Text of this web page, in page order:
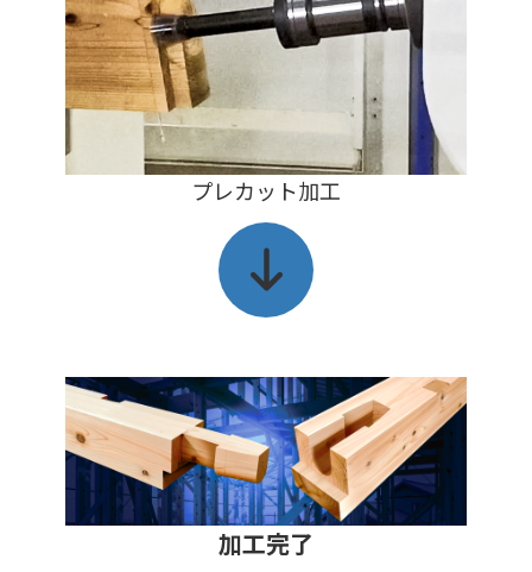
プレカット加工
加工完了